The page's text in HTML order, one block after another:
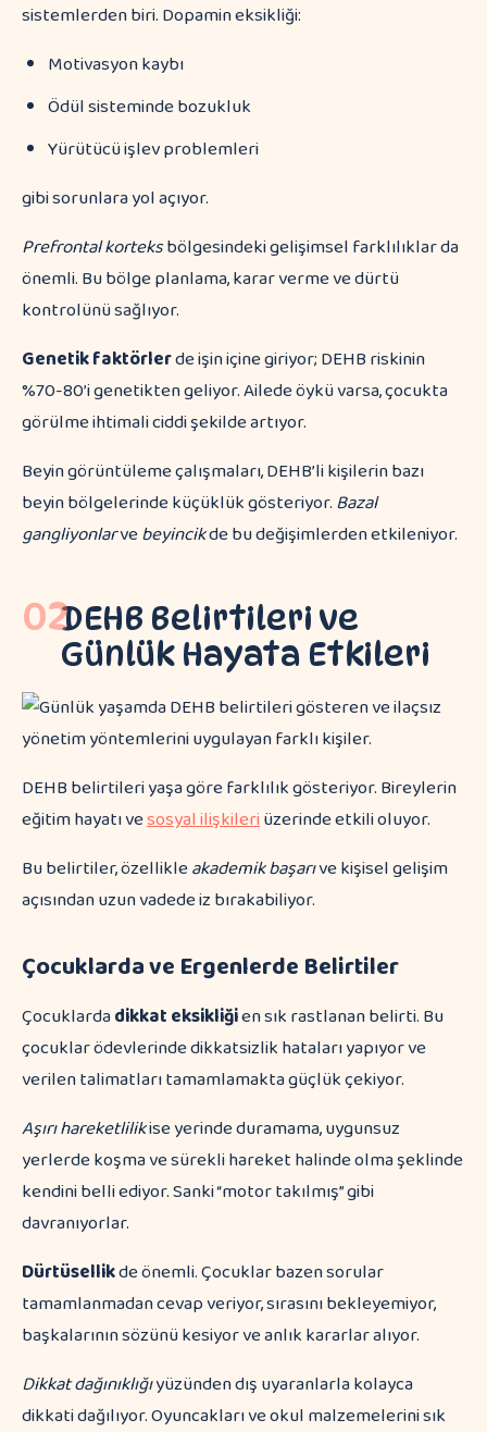
sistemlerden biri. Dopamin eksikliği:
Motivasyon kaybı
Ödül sisteminde bozukluk
Yürütücü işlev problemleri
gibi sorunlara yol açıyor.
Prefrontal korteksbölgesindeki gelişimsel farklılıklar da
önemli. Bu bölge planlama, karar verme ve dürtü
kontrolünü sağlıyor.
Genetik faktörlerde işin içine giriyor; DEHB riskinin
%70-80’i genetikten geliyor. Ailede öykü varsa, çocukta
görülme ihtimali ciddi şekilde artıyor.
Beyin görüntüleme çalışmaları, DEHB’li kişilerin bazı
beyin bölgelerinde küçüklük gösteriyor.Bazal
gangliyonlarvebeyincikde bu değişimlerden etkileniyor.
02DEHB Belirtileri ve
Günlük Hayata Etkileri
DEHB belirtileri yaşa göre farklılık gösteriyor. Bireylerin
eğitim hayatı vesosyal ilişkileriüzerinde etkili oluyor.
Bu belirtiler, özellikleakademik başarıve kişisel gelişim
açısından uzun vadede iz bırakabiliyor.
Çocuklarda ve Ergenlerde Belirtiler
Çocuklardadikkat eksikliğien sık rastlanan belirti. Bu
çocuklar ödevlerinde dikkatsizlik hataları yapıyor ve
verilen talimatları tamamlamakta güçlük çekiyor.
Aşırı hareketlilikise yerinde duramama, uygunsuz
yerlerde koşma ve sürekli hareket halinde olma şeklinde
kendini belli ediyor. Sanki “motor takılmış” gibi
davranıyorlar.
Dürtüsellikde önemli. Çocuklar bazen sorular
tamamlanmadan cevap veriyor, sırasını bekleyemiyor,
başkalarının sözünü kesiyor ve anlık kararlar alıyor.
Dikkat dağınıklığıyüzünden dış uyaranlarla kolayca
dikkati dağılıyor. Oyuncakları ve okul malzemelerini sık